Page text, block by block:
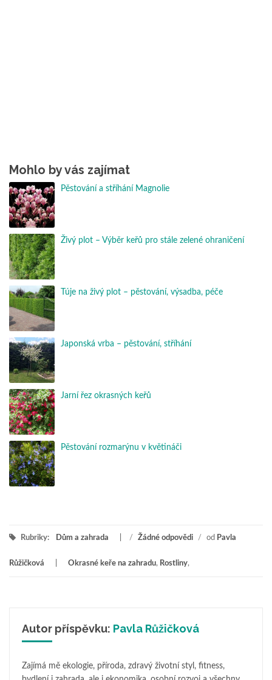
Mohlo by vás zajímat
Pěstování a stříhání Magnolie
Živý plot – Výběr keřů pro stále zelené ohraničení
Túje na živý plot – pěstování, výsadba, péče
Japonská vrba – pěstování, stříhání
Jarní řez okrasných keřů
Pěstování rozmarýnu v květináči
Rubriky: Dům a zahrada / Žádné odpovědi / od Pavla
Růžičková Okrasné keře na zahradu, Rostliny,
Autor příspěvku: Pavla Růžičková
Zajímá mě ekologie, příroda, zdravý životní styl, fitness,